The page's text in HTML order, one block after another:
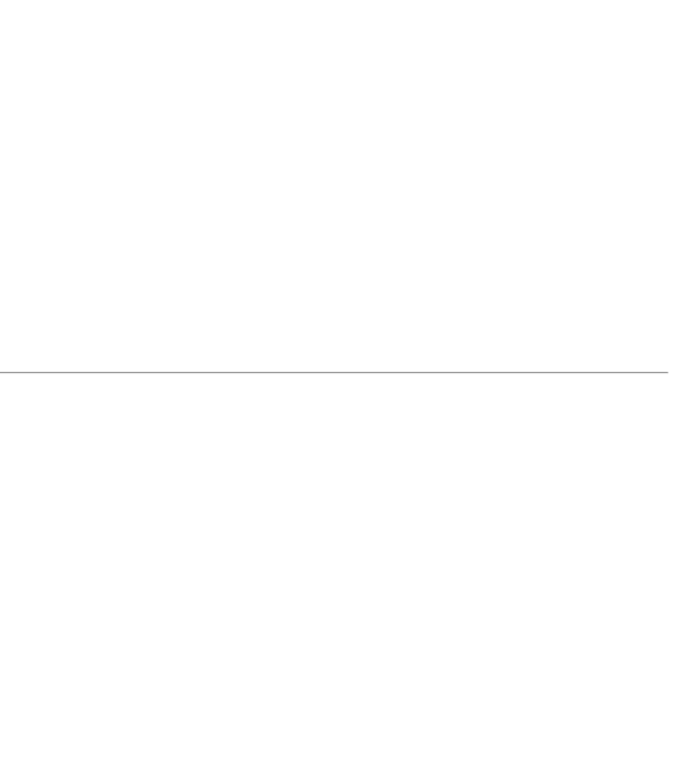
การโพสต์ขายอสังหา กับทีมงานบริษัท บ้าน ที่ดิน คอนโด
ค่านายหน้า ขายได้จริงๆ ช่วยสร้างโอกาสในการขายได้มากกว่า ที่